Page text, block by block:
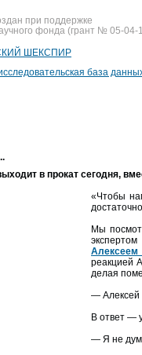
при поддержке
фонда (грант № 05-04-
в прокат сегодня,
«Чтобы
Мы
Алексеем
реакцией
делая
— Алексей
В ответ —
— Я не